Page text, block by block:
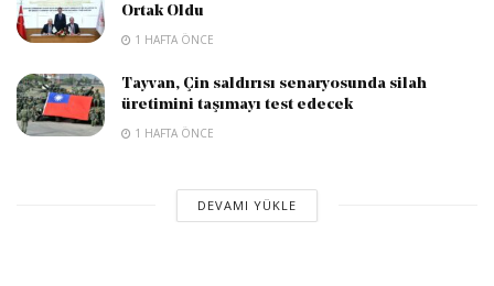
Ortak Oldu
1 HAFTA ÖNCE
Tayvan, Çin saldırısı senaryosunda silah
üretimini taşımayı test edecek
1 HAFTA ÖNCE
DEVAMI YÜKLE